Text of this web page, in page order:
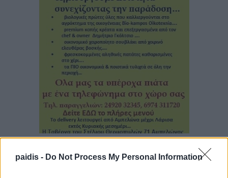
paidis - Do Not Process My Personal Information